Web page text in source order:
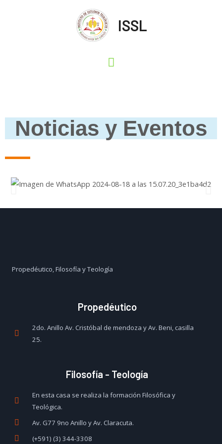
ISSL
Noticias y Eventos
Propedéutico, Filosofía y Teología
Propedéutico
2do. Anillo Av. Cristóbal de mendoza y Av. Beni, casilla
25.
Filosofía - Teología
En esta casa se realiza la formación Filosófica y
Teológica.
Av. G77 9no Anillo y Av. Claracuta.
(+591) (3) 344-3308